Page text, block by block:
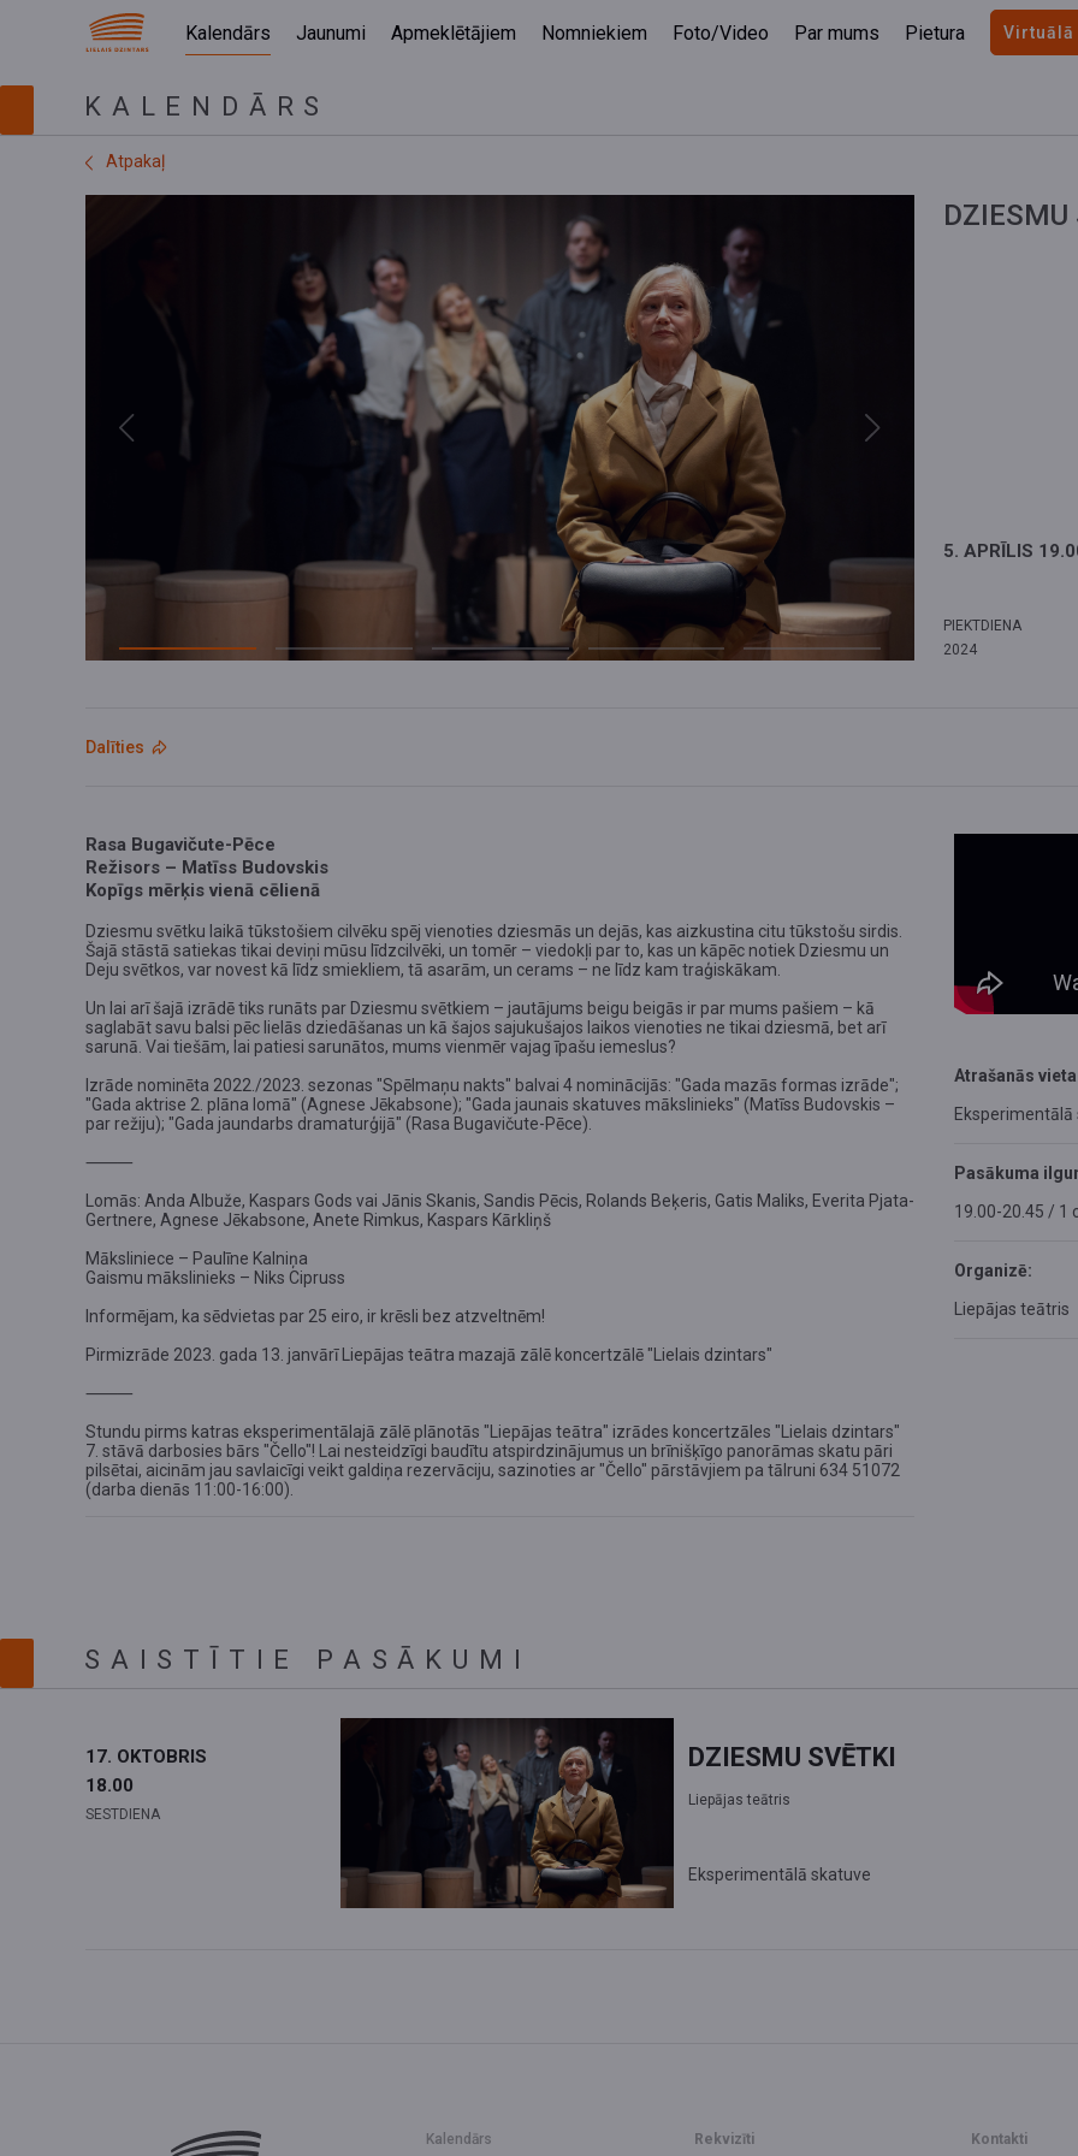
Kalendārs Jaunumi Apmeklētājiem Nomniekiem Foto/Video Par mums Pietura Virtuālā
KALENDĀRS
Atpakaļ
Previous Next
DZIESMU
5. APRĪLIS
PIEKTDIENA
2024
Dalīties
Rasa Bugavičute-Pēce
Režisors – Matīss Budovskis
Kopīgs mērķis vienā cēlienā
Dziesmu svētku laikā tūkstošiem cilvēku spēj vienoties dziesmās un dejās, kas aizkustina citu tūkstošu sirdis.
Šajā stāstā satiekas tikai deviņi mūsu līdzcilvēki, un tomēr – viedokļi par to, kas un kāpēc notiek Dziesmu un
Deju svētkos, var novest kā līdz smiekliem, tā asarām, un cerams – ne līdz kam traģiskākam.
Un lai arī šajā izrādē tiks runāts par Dziesmu svētkiem – jautājums beigu beigās ir par mums pašiem – kā
saglabāt savu balsi pēc lielās dziedāšanas un kā šajos sajukušajos laikos vienoties ne tikai dziesmā, bet arī
sarunā. Vai tiešām, lai patiesi sarunātos, mums vienmēr vajag īpašu iemeslus?
Izrāde nominēta 2022./2023. sezonas "Spēlmaņu nakts" balvai 4 nominācijās: "Gada mazās formas izrāde";
"Gada aktrise 2. plāna lomā" (Agnese Jēkabsone); "Gada jaunais skatuves mākslinieks" (Matīss Budovskis –
par režiju); "Gada jaundarbs dramaturģijā" (Rasa Bugavičute-Pēce).
⸻
Lomās: Anda Albuže, Kaspars Gods vai Jānis Skanis, Sandis Pēcis, Rolands Beķeris, Gatis Maliks, Everita Pjata-
Gertnere, Agnese Jēkabsone, Anete Rimkus, Kaspars Kārkliņš
Māksliniece – Paulīne Kalniņa
Gaismu mākslinieks – Niks Cipruss
Informējam, ka sēdvietas par 25 eiro, ir krēsli bez atzveltnēm!
Pirmizrāde 2023. gada 13. janvārī Liepājas teātra mazajā zālē koncertzālē "Lielais dzintars"
⸻
Stundu pirms katras eksperimentālajā zālē plānotās "Liepājas teātra" izrādes koncertzāles "Lielais dzintars"
7. stāvā darbosies bārs "Čello"! Lai nesteidzīgi baudītu atspirdzinājumus un brīnišķīgo panorāmas skatu pāri
pilsētai, aicinām jau savlaicīgi veikt galdiņa rezervāciju, sazinoties ar "Čello" pārstāvjiem pa tālruni 634 51072
(darba dienās 11:00-16:00).
Atrašanās
Eksperimentālā
Pasākuma
19.00-20.45 / 1
Organizē:
Liepājas teātris
SAISTĪTIE PASĀKUMI
17. OKTOBRIS
18.00
SESTDIENA
DZIESMU SVĒTKI
Liepājas teātris
Eksperimentālā skatuve
Kalendārs Rekvizīti Kontakti